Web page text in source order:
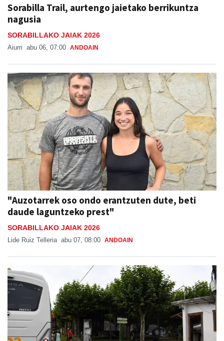
Sorabilla Trail, aurtengo jaietako berrikuntza
nagusia
SORABILLAKO JAIAK 2026
Aiurri abu 06, 07:00 ANDOAIN
"Auzotarrek oso ondo erantzuten dute, beti
daude laguntzeko prest"
SORABILLAKO JAIAK 2026
Lide Ruiz Telleria abu 07, 08:00 ANDOAIN